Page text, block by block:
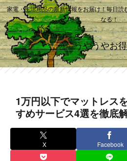
家電・生活用品の最新情報をお届け！毎日
なる！
うやうやお
1万円以下でマットレス
すめサービス4選を徹底
X Facebook